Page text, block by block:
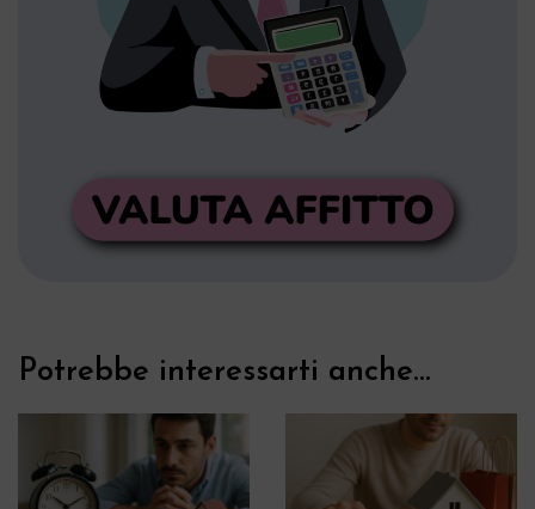
Potrebbe interessarti anche...